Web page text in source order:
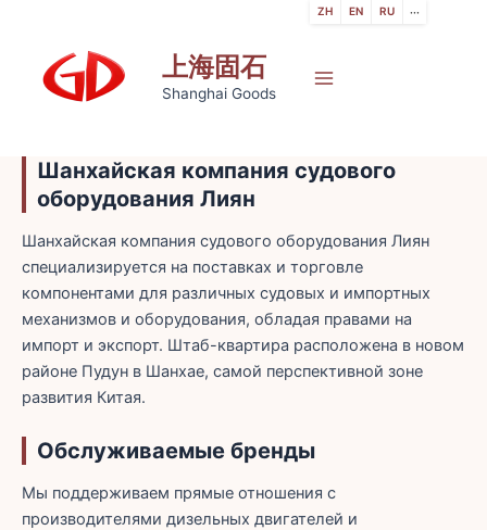
上海固石
Shanghai Goods
Шанхайская компания судового
оборудования Лиян
Шанхайская компания судового оборудования Лиян
специализируется на поставках и торговле
компонентами для различных судовых и импортных
механизмов и оборудования, обладая правами на
импорт и экспорт. Штаб-квартира расположена в новом
районе Пудун в Шанхае, самой перспективной зоне
развития Китая.
Обслуживаемые бренды
Мы поддерживаем прямые отношения с
производителями дизельных двигателей и
ZH EN RU ···